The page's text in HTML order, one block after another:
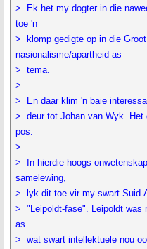
> Ek het my dogter in die
toe 'n
> klomp gedigte op in die
nasionalisme/apartheid as
> tema.
>
> En daar klim 'n baie
> deur tot Johan van Wyk. Het
pos.
>
> In hierdie hoogs
samelewing,
> lyk dit toe vir my swart Suid-
> "Leipoldt-fase". Leipoldt was
as
> wat swart intellektuele nou